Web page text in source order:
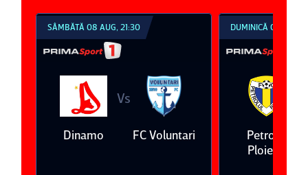
SÂMBĂTĂ 08 AUG, 21:30
Dinamo
Vs
FC Voluntari
DUMINICĂ 09 AUG,
Petrolul
Ploieşti